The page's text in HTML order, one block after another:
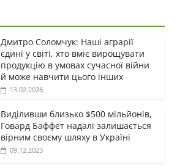
Дмитро Соломчук: Наші аграрії
єдині у світі, хто вміє вирощувати
продукцію в умовах сучасної війни
й може навчити цього інших
13.02.2026
Виділивши близько $500 мільйонів,
Говард Баффет надалі залишається
вірним своєму шляху в Україні
09.12.2023